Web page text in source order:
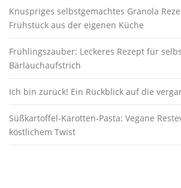
Knuspriges selbstgemachtes Granola
Frühstück aus der eigenen Küche
Frühlingszauber: Leckeres Rezept für
Bärlauchaufstrich
Ich bin zurück! Ein Rückblick auf die
Süßkartoffel-Karotten-Pasta: Vegane
köstlichem Twist